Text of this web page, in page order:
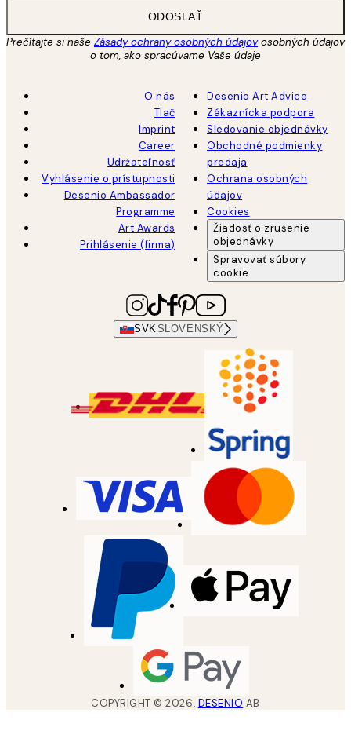
ODOSLAŤ
Prečítajte si naše Zásady ochrany osobných údajovosobných údajov
o tom, ako spracúvame Vaše údaje
O nás
Tlač
Imprint
Career
Udržateľnosť
Vyhlásenie o prístupnosti
Desenio Ambassador
Programme
Art Awards
Prihlásenie (firma)
Desenio Art Advice
Zákaznícka podpora
Sledovanie objednávky
Obchodné podmienky
predaja
Ochrana osobných
údajov
Cookies
Žiadosť o zrušenie
objednávky
Spravovať súbory
cookie
SVKSLOVENSKÝ
COPYRIGHT ©2026, DESENIO AB